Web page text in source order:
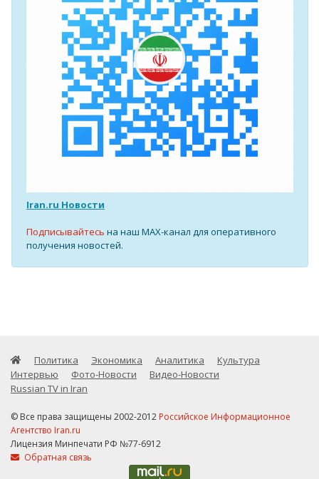
Iran.ru Новости
Подписывайтесь на наш MAX-канал для оперативного
получения новостей.
Политика Экономика Аналитика
Культура
Интервью
Фото-Новости
Видео-Новости
Russian TV in Iran
© Все права защищены 2002-2012 Российское Информационное
Агентство Iran.ru
Лицензия Минпечати РФ №77-6912
Обратная связь